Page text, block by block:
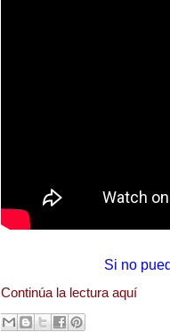
Si no
Continúa la lectura aquí